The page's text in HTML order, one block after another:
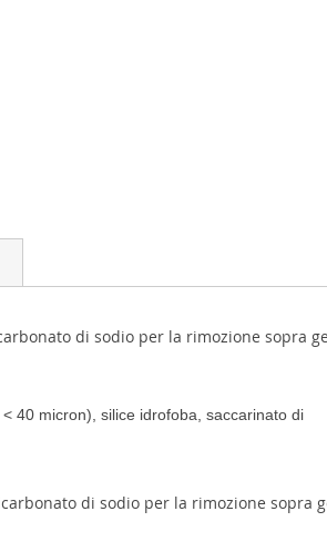
di sodio per la rimozione sopra
40 micron), silice idrofoba, saccarinato di
di sodio per la rimozione sopra